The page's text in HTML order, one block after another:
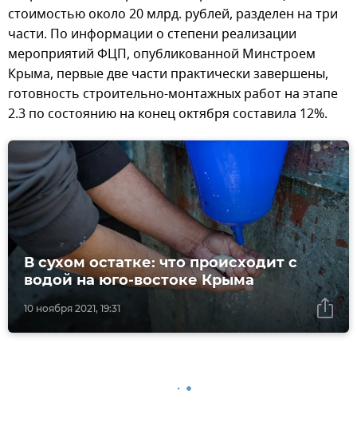
стоимостью около 20 млрд. рублей, разделен на три
части. По информации о степени реализации
мероприятий ФЦП, опубликованной Минстроем
Крыма, первые две части практически завершены,
готовность строительно-монтажных работ на этапе
2.3 по состоянию на конец октября составила 12%.
10 ноября 2021, 19:31
В сухом остатке: что происходит с
водой на юго-востоке Крыма